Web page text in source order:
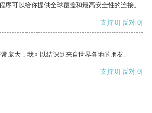
序可以给你提供全球覆盖和最高安全性的连接。
支持[0] 反对[0]
庞大，我可以结识到来自世界各地的朋友。
支持[0] 反对[0]